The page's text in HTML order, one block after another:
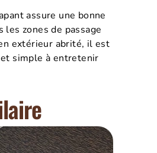
assure une bonne
zones de passage
extérieur abrité, il est
simple à entretenir